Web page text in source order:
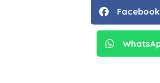
Facebook